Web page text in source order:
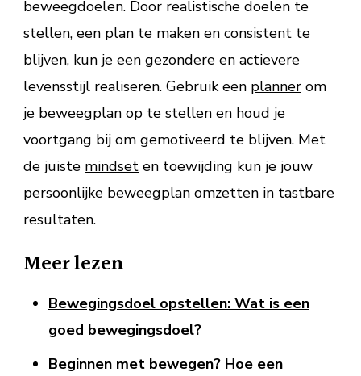
beweegdoelen. Door realistische doelen te
stellen, een plan te maken en consistent te
blijven, kun je een gezondere en actievere
levensstijl realiseren. Gebruik een planner om
je beweegplan op te stellen en houd je
voortgang bij om gemotiveerd te blijven. Met
de juiste mindset en toewijding kun je jouw
persoonlijke beweegplan omzetten in tastbare
resultaten.
Meer lezen
Bewegingsdoel opstellen: Wat is een
goed bewegingsdoel?
Beginnen met bewegen? Hoe een